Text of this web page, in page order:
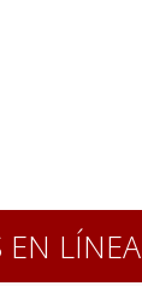
EN LÍNEA